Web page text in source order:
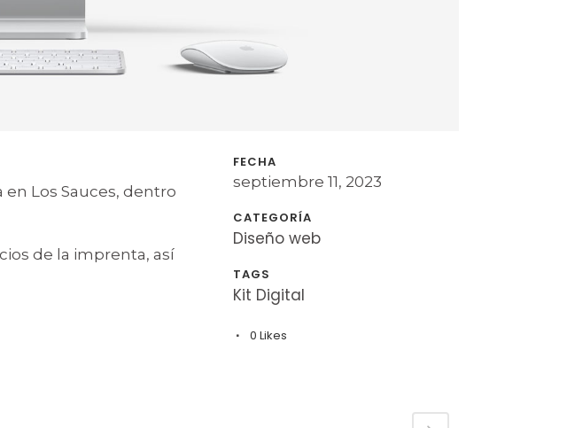
Los Sauces, dentro
de la imprenta, así
FECHA
septiembre 11, 2023
CATEGORÍA
Diseño web
TAGS
Kit Digital
0 Likes